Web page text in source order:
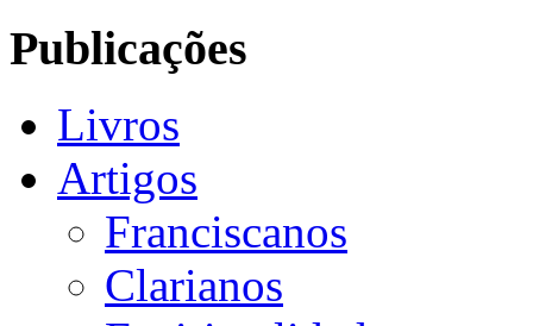
Publicações
Livros
Artigos
Franciscanos
Clarianos